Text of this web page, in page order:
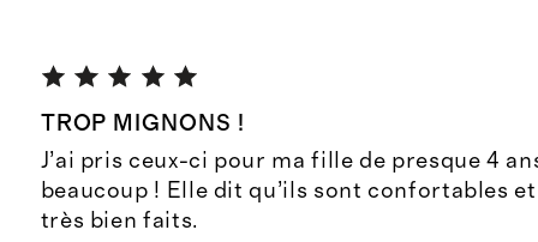
TROP MIGNONS !
J’ai pris ceux-ci pour ma fille de presque 4
beaucoup ! Elle dit qu’ils sont confortables
très bien faits.